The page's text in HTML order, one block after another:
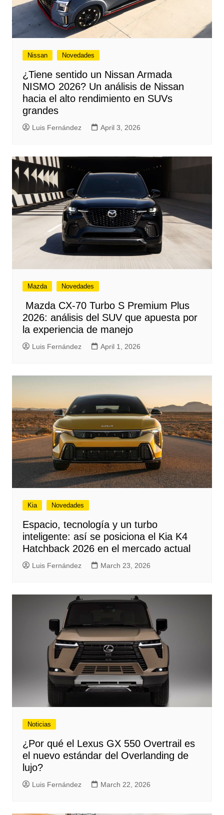
Nissan Novedades
¿Tiene sentido un Nissan Armada
NISMO 2026? Un análisis de Nissan
hacia el alto rendimiento en SUVs
grandes
Luis Fernández April 3, 2026
Mazda Novedades
Mazda CX‑70 Turbo S Premium Plus
2026: análisis del SUV que apuesta por
la experiencia de manejo
Luis Fernández April 1, 2026
Kia Novedades
Espacio, tecnología y un turbo
inteligente: así se posiciona el Kia K4
Hatchback 2026 en el mercado actual
Luis Fernández March 23, 2026
Noticias
¿Por qué el Lexus GX 550 Overtrail es
el nuevo estándar del Overlanding de
lujo?
Luis Fernández March 22, 2026